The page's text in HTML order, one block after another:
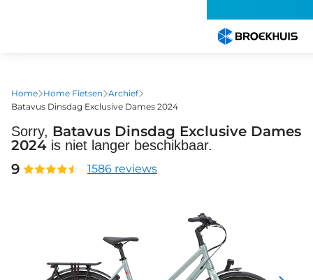
gaan
Home Home Fietsen Archief
Batavus Dinsdag Exclusive Dames 2024
Sorry, Batavus Dinsdag Exclusive Dames
2024 is niet langer beschikbaar.
9 1586 reviews